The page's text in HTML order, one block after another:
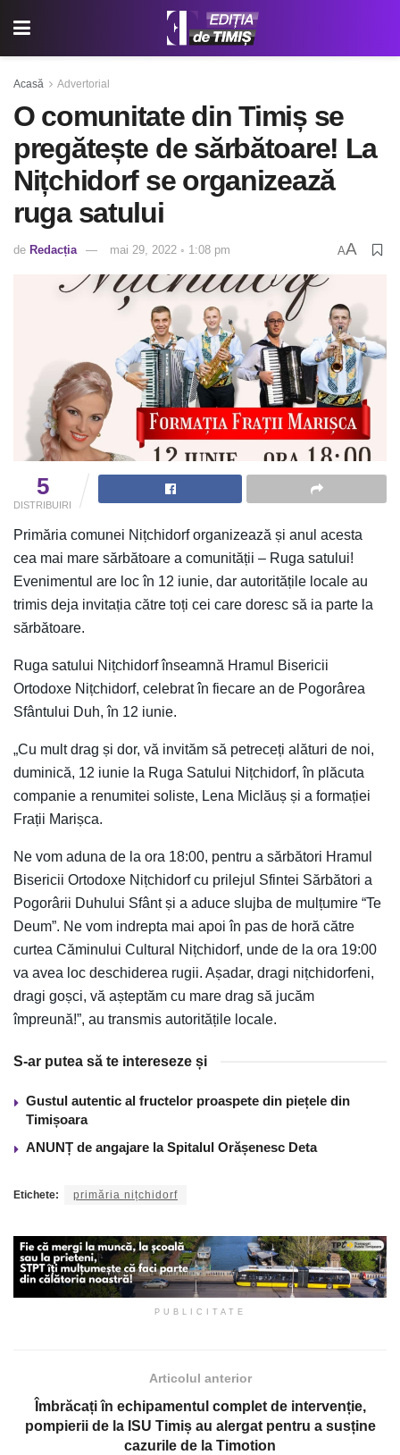
Acasă Advertorial
O comunitate din Timiș se
pregătește de sărbătoare! La
Nițchidorf se organizează
ruga satului
de Redacția mai 29, 2022 ◦ 1:08 pm AA
5
DISTRIBUIRI
Primăria comunei Nițchidorf organizează și anul acesta
cea mai mare sărbătoare a comunității – Ruga satului!
Evenimentul are loc în 12 iunie, dar autoritățile locale au
trimis deja invitația către toți cei care doresc să ia parte la
sărbătoare.
Ruga satului Nițchidorf înseamnă Hramul Bisericii
Ortodoxe Nițchidorf, celebrat în fiecare an de Pogorârea
Sfântului Duh, în 12 iunie.
„Cu mult drag și dor, vă invităm să petreceți alături de noi,
duminică, 12 iunie la Ruga Satului Nițchidorf, în plăcuta
companie a renumitei soliste, Lena Miclăuș și a formației
Frații Marișca.
Ne vom aduna de la ora 18:00, pentru a sărbători Hramul
Bisericii Ortodoxe Nițchidorf cu prilejul Sfintei Sărbători a
Pogorârii Duhului Sfânt și a aduce slujba de mulțumire “Te
Deum”. Ne vom indrepta mai apoi în pas de horă către
curtea Căminului Cultural Nițchidorf, unde de la ora 19:00
va avea loc deschiderea rugii. Așadar, dragi nițchidorfeni,
dragi goșci, vă așteptăm cu mare drag să jucăm
împreună!”, au transmis autoritățile locale.
S-ar putea să te intereseze și
Gustul autentic al fructelor proaspete din piețele din
Timișoara
ANUNȚ de angajare la Spitalul Orășenesc Deta
Etichete: primăria nițchidorf
PUBLICITATE
Articolul anterior
Îmbrăcați în echipamentul complet de intervenție,
pompierii de la ISU Timiș au alergat pentru a susține
cazurile de la Timotion